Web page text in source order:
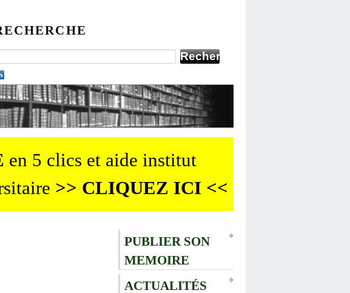
en 5 clics et aide institut
>> CLIQUEZ ICI <<
PUBLIER SON
MEMOIRE
ACTUALITÉS